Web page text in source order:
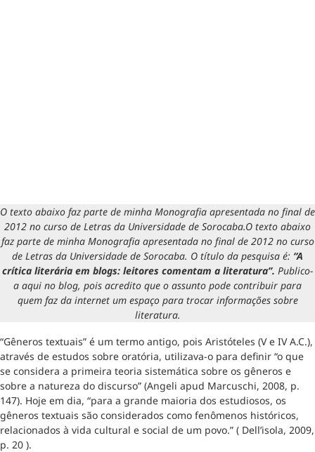
O texto abaixo faz parte de minha Monografia apresentada no final de
2012 no curso de Letras da Universidade de Sorocaba.O texto abaixo
faz parte de minha Monografia apresentada no final de 2012 no curso
de Letras da Universidade de Sorocaba. O título da pesquisa é: “A
crítica literária em blogs: leitores comentam a literatura”. Publico-
a aqui no blog, pois acredito que o assunto pode contribuir para
quem faz da internet um espaço para trocar informações sobre
literatura.
“Gêneros textuais” é um termo antigo, pois Aristóteles (V e IV A.C.),
através de estudos sobre oratória, utilizava-o para definir “o que
se considera a primeira teoria sistemática sobre os gêneros e
sobre a natureza do discurso” (Angeli apud Marcuschi, 2008, p.
147). Hoje em dia, “para a grande maioria dos estudiosos, os
gêneros textuais são considerados como fenômenos históricos,
relacionados à vida cultural e social de um povo.” ( Dell’isola, 2009,
p. 20 ).